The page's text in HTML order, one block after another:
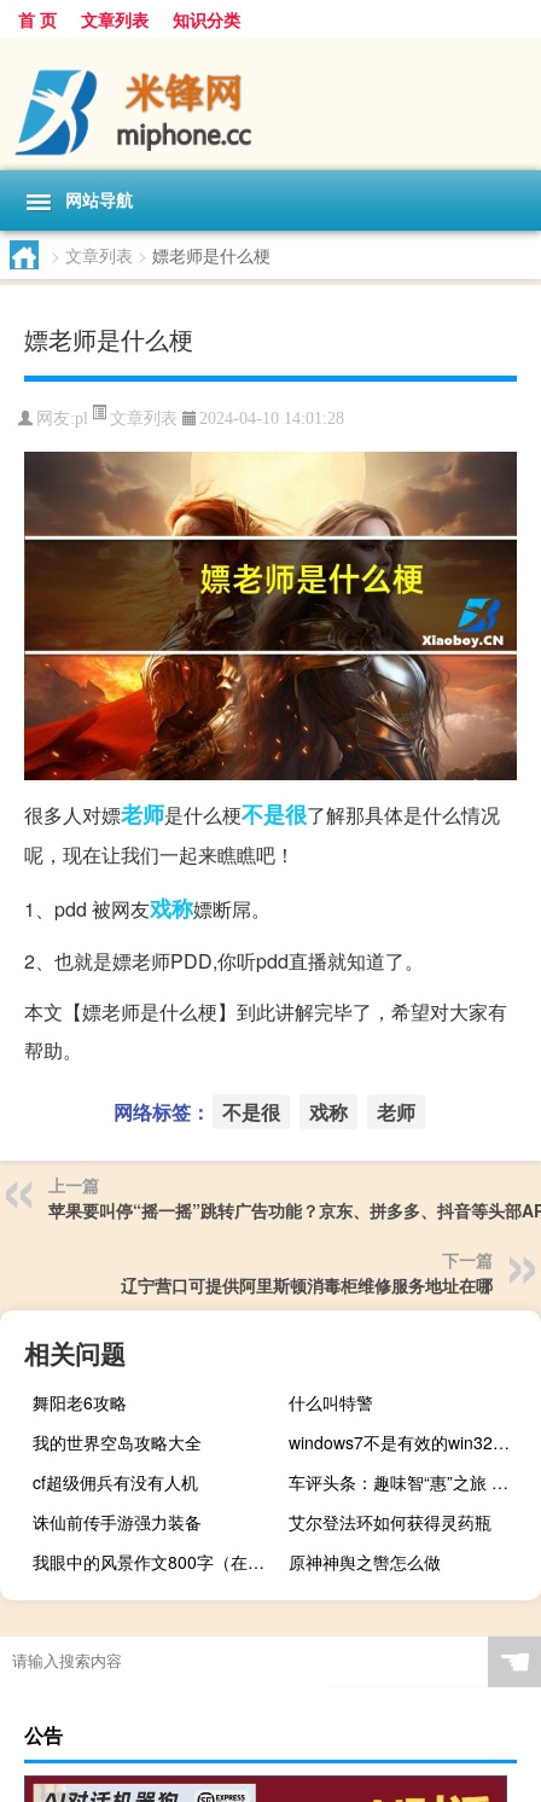
首 页 文章列表 知识分类
网站导航
> 文章列表 > 嫖老师是什么梗
嫖老师是什么梗
网友:pl 文章列表 2024-04-10 14:01:28
很多人对嫖老师是什么梗不是很了解那具体是什么情况
呢，现在让我们一起来瞧瞧吧！
1、pdd 被网友戏称嫖断屌。
2、也就是嫖老师PDD,你听pdd直播就知道了。
本文【嫖老师是什么梗】到此讲解完毕了，希望对大家有
帮助。
网络标签： 不是很 戏称 老师
上一篇
苹果要叫停“摇一摇”跳转广告功能？京东、拼多多、抖音等头部
下一篇
辽宁营口可提供阿里斯顿消毒柜维修服务地址在哪
相关问题
舞阳老6攻略
什么叫特警
我的世界空岛攻略大全
windows7不是有效的win32应用程序怎么解决xp
cf超级佣兵有没有人机
车评头条：趣味智“惠”之旅 试驾长安新CS75 280T
诛仙前传手游强力装备
艾尔登法环如何获得灵药瓶
我眼中的风景作文800字（在我眼中的风景）
原神神舆之辔怎么做
☚
公告